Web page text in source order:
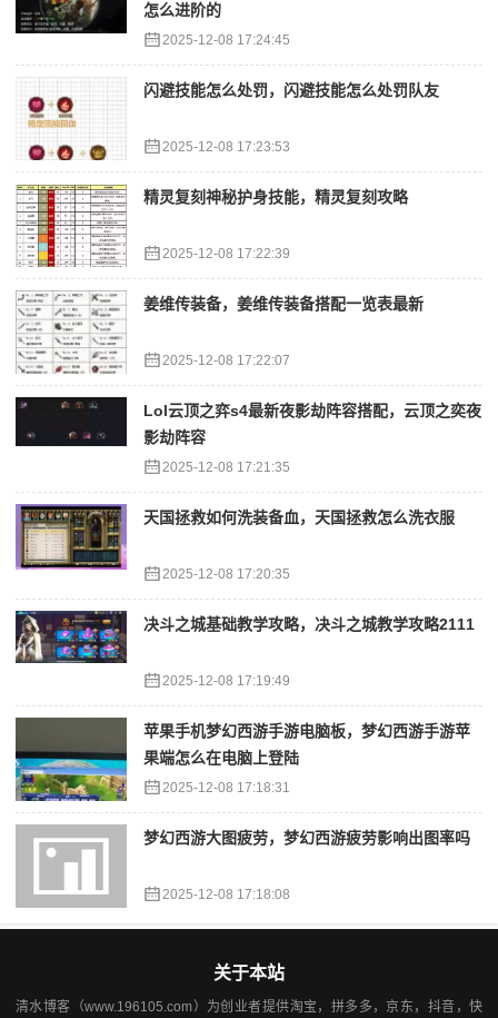
怎么进阶的
2025-12-08 17:24:45
闪避技能怎么处罚，闪避技能怎么处罚队友
2025-12-08 17:23:53
精灵复刻神秘护身技能，精灵复刻攻略
2025-12-08 17:22:39
姜维传装备，姜维传装备搭配一览表最新
2025-12-08 17:22:07
Lol云顶之弈s4最新夜影劫阵容搭配，云顶之奕夜
影劫阵容
2025-12-08 17:21:35
天国拯救如何洗装备血，天国拯救怎么洗衣服
2025-12-08 17:20:35
决斗之城基础教学攻略，决斗之城教学攻略2111
2025-12-08 17:19:49
苹果手机梦幻西游手游电脑板，梦幻西游手游苹
果端怎么在电脑上登陆
2025-12-08 17:18:31
梦幻西游大图疲劳，梦幻西游疲劳影响出图率吗
2025-12-08 17:18:08
关于本站
清水博客（www.196105.com）为创业者提供淘宝，拼多多，京东，抖音，快